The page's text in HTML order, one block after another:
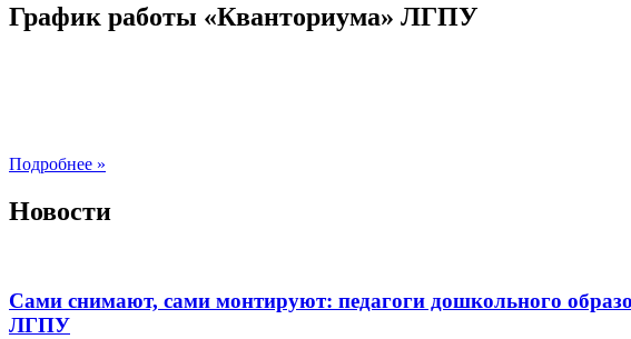
График работы «Кванториума» ЛГПУ
Подробнее »
Новости
Сами снимают, сами монтируют: педагоги дошкольного
ЛГПУ​